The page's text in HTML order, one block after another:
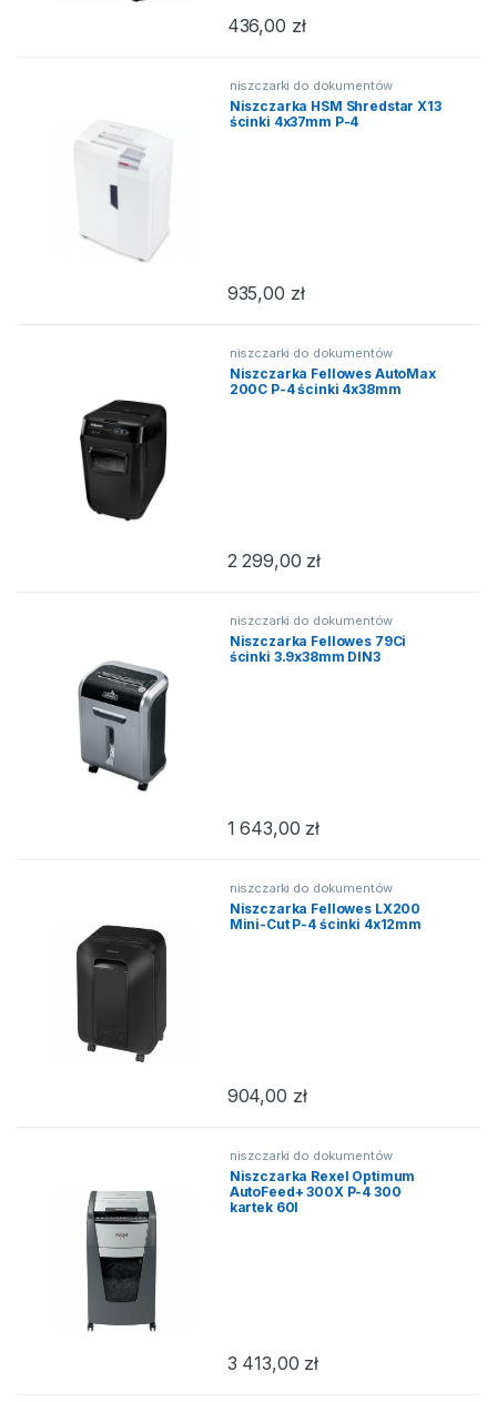
436,00 zł
niszczarki do dokumentów
Niszczarka HSM Shredstar X13
ścinki 4x37mm P-4
935,00 zł
niszczarki do dokumentów
Niszczarka Fellowes AutoMax
200C P-4 ścinki 4x38mm
2 299,00 zł
niszczarki do dokumentów
Niszczarka Fellowes 79Ci
ścinki 3.9x38mm DIN3
1 643,00 zł
niszczarki do dokumentów
Niszczarka Fellowes LX200
Mini-Cut P-4 ścinki 4x12mm
904,00 zł
niszczarki do dokumentów
Niszczarka Rexel Optimum
AutoFeed+ 300X P-4 300
kartek 60l
3 413,00 zł